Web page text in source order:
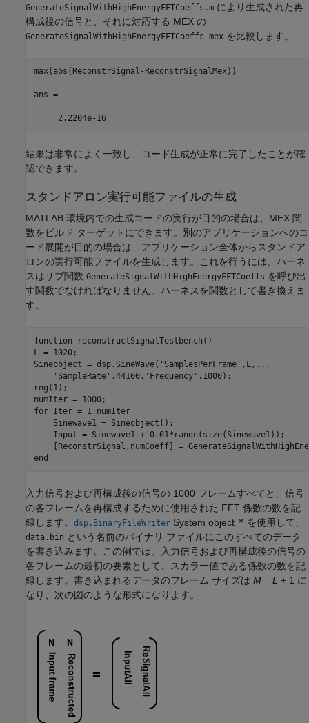
GenerateSignalWithHighEnergyFFTCoeffs.m により生成された再
構成後の信号と、それに対応する MEX の
GenerateSignalWithHighEnergyFFTCoeffs_mex を比較します。
max(abs(ReconstrSignal-ReconstrSignalMex))
ans =
     2.2204e-16
結果は非常によく一致し、コード生成が正常に完了したことが確
認できます。
スタンドアロン実行可能ファイルの生成
MATLAB 環境内での生成コードの実行が目的の場合は、MEX 関
数をビルド ターゲットにできます。別のアプリケーションへのコ
ード展開が目的の場合は、アプリケーション全体からスタンドア
ロンの実行可能ファイルを生成します。これを行うには、ハーネ
スはサブ関数 GenerateSignalWithHighEnergyFFTCoeffs を呼び出
す関数でなければなりません。ハーネスを関数として書き換えま
す。
function reconstructSignalTestbench()
L = 1020;
Sineobject = dsp.SineWave( 'SamplesPerFrame' ,L, ...
'SampleRate' ,44100, 'Frequency' ,1000);
rng(1);
for Iter = 1:numIter
    Sinewave1 = Sineobject();
    Input = Sinewave1 + 0.01*randn(size(Sinewave1));
end
入力信号および再構成後の信号の 1000 フレームすべてと、信号
の各フレームを再構成するために使用された FFT 係数の数を記
録します。 dsp.BinaryFileWriter System object™ を使用して、
data.bin という名前のバイナリ ファイルにこのすべてのデータ
を書き込みます。この例では、入力信号および再構成後の信号の
各フレームの最初の要素として、スカラー値である係数の数を記
録します。書き込まれるデータのフレーム サイズは M = L + 1 に
なり、次の図のような形式になります。